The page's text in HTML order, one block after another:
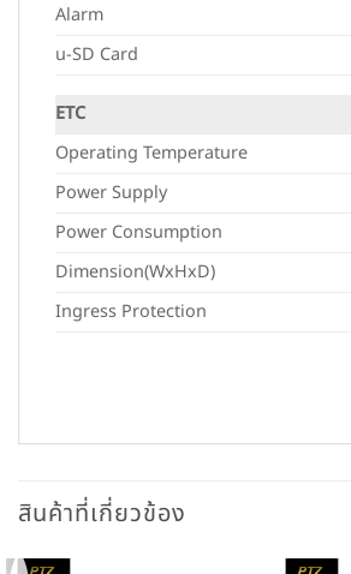
Alarm
u-SD Card
ETC
Operating Temperature
Power Supply
Power Consumption
Dimension(WxHxD)
Ingress Protection
สินค้าที่เกี่ยวข้อง